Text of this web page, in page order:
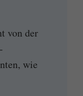
von der
wie